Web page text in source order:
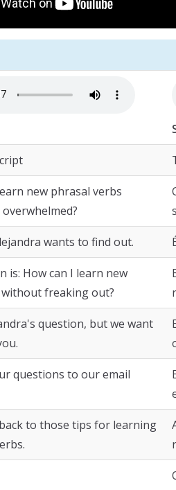
new phrasal verbs
wants to find out.
is: How can I learn new
freaking out?
question, but we want
questions to our email
to those tips for learning